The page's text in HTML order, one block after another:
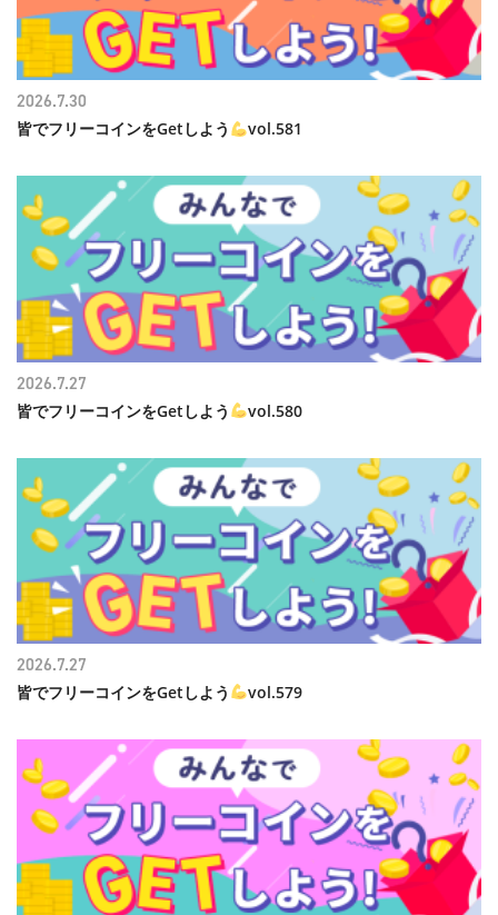
皆でフリーコインをGetしよう vol.581
2026.7.30
皆でフリーコインをGetしよう vol.580
2026.7.27
皆でフリーコインをGetしよう vol.579
2026.7.27